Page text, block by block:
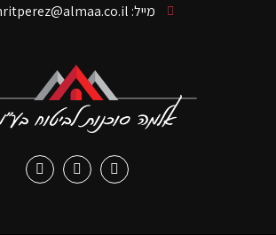
מייל: shimritperez@almaa.co.il